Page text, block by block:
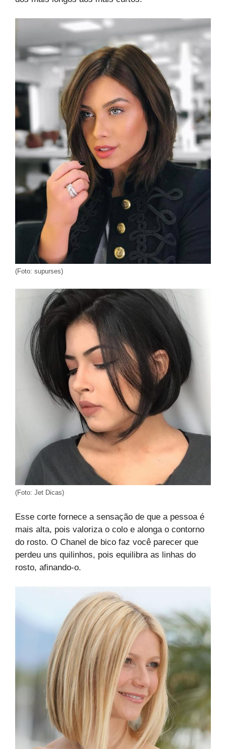
(Foto: supurses)
(Foto: Jet Dicas)
Esse corte fornece a sensação de que a pessoa é
mais alta, pois valoriza o colo e alonga o contorno
do rosto. O Chanel de bico faz você parecer que
perdeu uns quilinhos, pois equilibra as linhas do
rosto, afinando-o.